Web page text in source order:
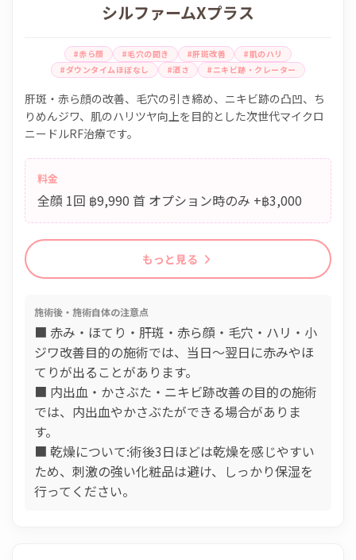
シルファームXプラス
#赤ら顔 #毛穴の開き #肝斑改善
#肌のハリ
#ダウンタイムほぼなし
#酒さ #ニキビ跡・クレーター
肝斑・赤ら顔の改善、毛穴の引き締め、ニキビ跡の凸凹、ち
りめんジワ、肌のハリツヤ向上を目的とした次世代マイクロ
ニードルRF治療です。
料金
全顔 1回 ฿9,990 首 オプション時のみ +฿3,000
もっと見る
施術後・施術自体の注意点
■ 赤み・ほてり・肝斑・赤ら顔・毛穴・ハリ・小
ジワ改善目的の施術では、当日〜翌日に赤みやほ
てりが出ることがあります。
■ 内出血・かさぶた・ニキビ跡改善の目的の施術
では、内出血やかさぶたができる場合がありま
す。
■ 乾燥について:術後3日ほどは乾燥を感じやすい
ため、刺激の強い化粧品は避け、しっかり保湿を
行ってください。